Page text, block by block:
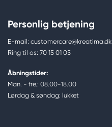
Personlig betjening
E-mail: customercare@kreatima.dk
Ring til os: 70 15 01 05
Åbningstider:
Man. - fre.: 08.00-18.00
Lørdag & søndag: lukket